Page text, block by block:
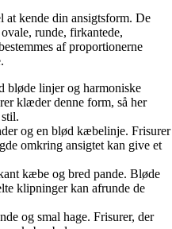
kende din ansigtsform. De
runde, firkantede,
af proportionerne
bløde linjer og harmoniske
klæder denne form, så her
og en blød kæbelinje. Frisurer
omkring ansigtet kan give et
kæbe og bred pande. Bløde
klipninger kan afrunde de
og smal hage. Frisurer, der